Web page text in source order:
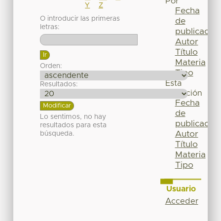
Y
Z
O introducir las primeras
letras:
Orden:
Resultados:
Lo sentimos, no hay
resultados para esta
búsqueda.
Fecha
de
publicación
Autor
Título
Materia
Tipo
Esta
colección
Fecha
de
publicación
Autor
Título
Materia
Tipo
Usuario
Acceder